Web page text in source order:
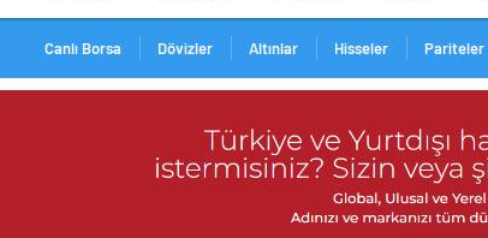
Canlı Borsa Dövizler Altınlar Hisseler Pariteler